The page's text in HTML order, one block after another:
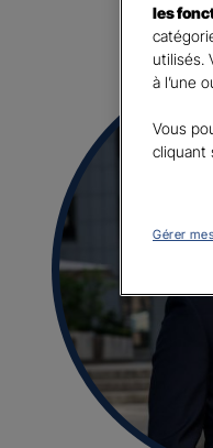
les
utilisés.
à l’une
Vous
cliquant
Gérer